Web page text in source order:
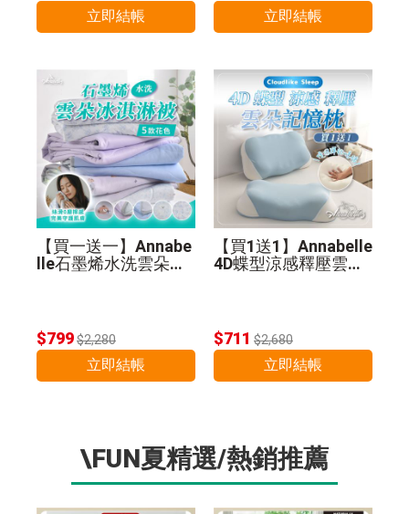
立即結帳 立即結帳
【買一送一】Annabe
lle石墨烯水洗雲朵冰
$799$2,280
立即結帳
【買1送1】Annabelle
4D蝶型涼感釋壓雲朵
$711 $2,680
立即結帳
\FUN夏精選/熱銷推薦